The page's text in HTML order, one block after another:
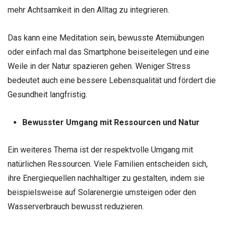
mehr Achtsamkeit in den Alltag zu integrieren.
Das kann eine Meditation sein, bewusste Atemübungen
oder einfach mal das Smartphone beiseitelegen und eine
Weile in der Natur spazieren gehen. Weniger Stress
bedeutet auch eine bessere Lebensqualität und fördert die
Gesundheit langfristig.
Bewusster Umgang mit Ressourcen und Natur
Ein weiteres Thema ist der respektvolle Umgang mit
natürlichen Ressourcen. Viele Familien entscheiden sich,
ihre Energiequellen nachhaltiger zu gestalten, indem sie
beispielsweise auf Solarenergie umsteigen oder den
Wasserverbrauch bewusst reduzieren.